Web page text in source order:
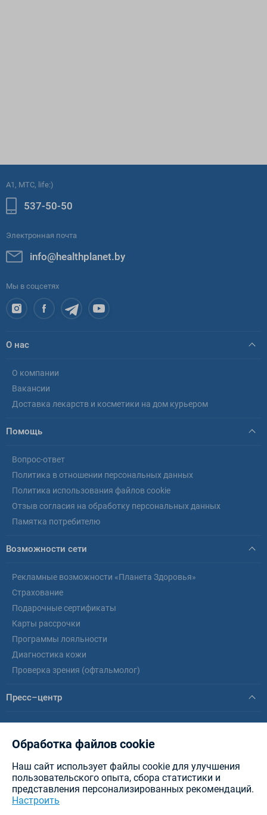
A1, МТС, life:)
537-50-50
Электронная почта
info@healthplanet.by
Мы в соцсетях
О нас
О компании
Вакансии
Доставка лекарств и косметики на дом курьером
Помощь
Вопрос-ответ
Политика в отношении персональных данных
Политика использования файлов cookie
Отзыв согласия на обработку персональных данных
Памятка потребителю
Возможности сети
Рекламные возможности «Планета Здоровья»
Страхование
Подарочные сертификаты
Карты рассрочки
Программы лояльности
Диагностика кожи
Проверка зрения (офтальмолог)
Пресс–центр
Новости
Статьи
ИООО «Интерфармакс»
Планета Здоровья - аптеки в
Минске, Витебске, Бресте, Гомеле, Могилеве, Гродно и других городах РБ.
Разработка сайта — New IT
Обработка файлов cookie
Наш сайт использует файлы cookie для улучшения
пользовательского опыта, сбора статистики и
представления персонализированных рекомендаций.
Настроить